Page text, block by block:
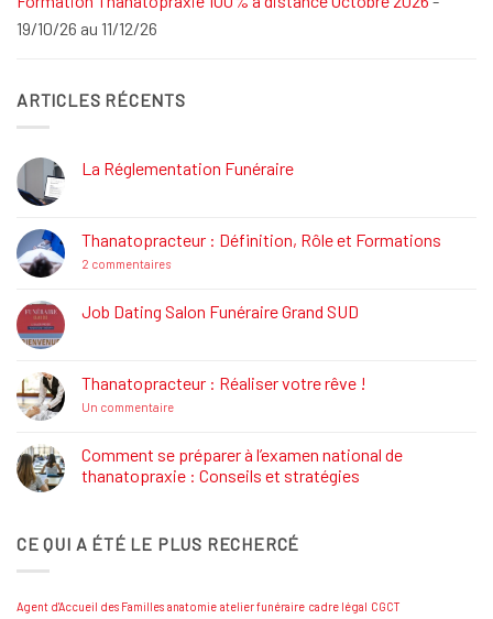
19/10/26 au 11/12/26
ARTICLES RÉCENTS
La Réglementation Funéraire
La
Réglementation
Funéraire
Thanatopracteur : Définition, Rôle et Formations
2 commentairessur
Définition,
Rôle
Job Dating Salon Funéraire Grand SUD
Job
Dating
Salon
SUD
Thanatopracteur : Réaliser votre rêve !
Un commentairesur
Réaliser
votre
rêve
Comment se préparer à l’examen national de
thanatopraxie : Conseils et stratégies
Comment
se
national
CE QUI A ÉTÉ LE PLUS RECHERCÉ
Agent d'Accueil des Familles anatomie atelier funéraire cadre légal CGCT